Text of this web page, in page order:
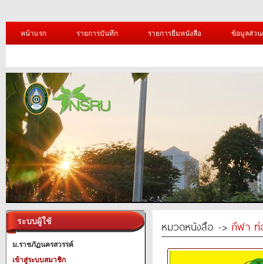
หน้าแรก รายการบันทึก รายการยืมหนังสือ ข้อมูลส่ว
ระบบผู้ใช้
ม.ราชภัฏนครสวรรค์
เข้าสู่ระบบสมาชิก
หมวดหนังสือ -> กีฬา ท่